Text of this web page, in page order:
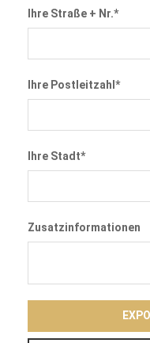
Ihre Straße + Nr.*
Ihre Postleitzahl*
Ihre Stadt*
Zusatzinformationen